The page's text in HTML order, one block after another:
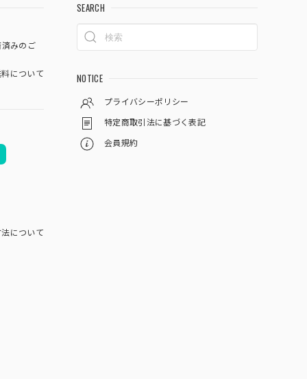
みのご
について
について
SEARCH
NOTICE
プライバシーポリシー
特定商取引法に基づく表記
会員規約